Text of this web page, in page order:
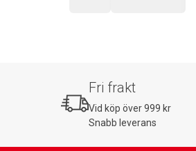
Fri frakt
Vid köp över 999 kr
Snabb leverans